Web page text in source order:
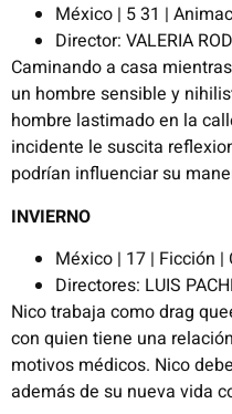
México | 5 31 |
Director: VALERIA
Caminando a casa
un hombre sensible y
hombre lastimado en la
incidente le suscita
podrían influenciar su
INVIERNO
México | 17 | Ficción |
Directores: LUIS
Nico trabaja como drag
con quien tiene una
motivos médicos. Nico
además de su nueva vida